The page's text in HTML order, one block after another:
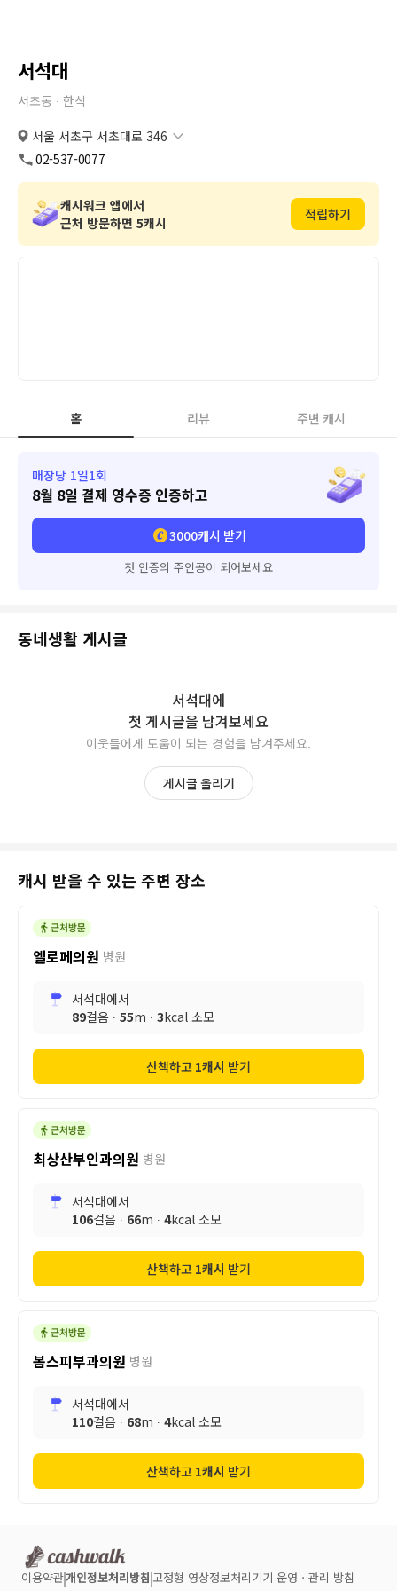
서석대
서초동 ∙ 한식
서울 서초구 서초대로 346
도로명 서울 서초구 서초대로 346
02-537-0077
캐시워크 앱에서
근처 방문하면 5캐시
적립하기
홈 리뷰 주변 캐시
매장당 1일1회
8월 8일 결제 영수증 인증하고
3000캐시 받기
첫 인증의 주인공이 되어보세요
동네생활 게시글
서석대에
첫 게시글을 남겨보세요
이웃들에게 도움이 되는 경험을 남겨주세요.
게시글 올리기
캐시 받을 수 있는 주변 장소
엘로페의원 병원
서석대에서
89걸음 ∙ 55m ∙ 3kcal 소모
산책하고 1캐시 받기
최상산부인과의원 병원
서석대에서
106걸음 ∙ 66m ∙ 4kcal 소모
산책하고 1캐시 받기
봄스피부과의원 병원
서석대에서
110걸음 ∙ 68m ∙ 4kcal 소모
산책하고 1캐시 받기
이용약관개인정보처리방침 고정형 영상정보처리기기 운영ㆍ관리 방침